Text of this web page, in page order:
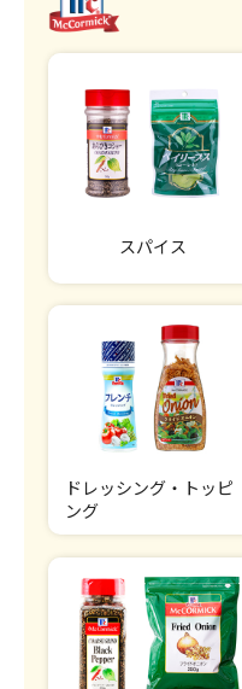
スパイス
ドレッシング・トッピ
ング